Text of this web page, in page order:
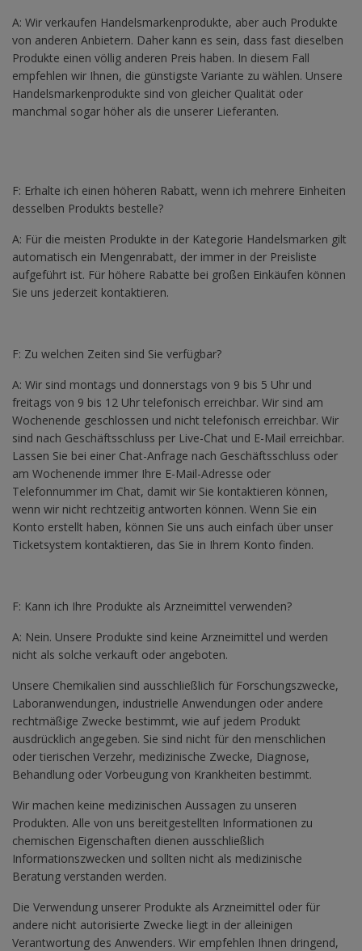
A: Wir verkaufen Handelsmarkenprodukte, aber auch Produkte
von anderen Anbietern. Daher kann es sein, dass fast dieselben
Produkte einen völlig anderen Preis haben. In diesem Fall
empfehlen wir Ihnen, die günstigste Variante zu wählen. Unsere
Handelsmarkenprodukte sind von gleicher Qualität oder
manchmal sogar höher als die unserer Lieferanten.
F: Erhalte ich einen höheren Rabatt, wenn ich mehrere Einheiten
desselben Produkts bestelle?
A: Für die meisten Produkte in der Kategorie Handelsmarken gilt
automatisch ein Mengenrabatt, der immer in der Preisliste
aufgeführt ist. Für höhere Rabatte bei großen Einkäufen können
Sie uns jederzeit kontaktieren.
F: Zu welchen Zeiten sind Sie verfügbar?
A: Wir sind montags und donnerstags von 9 bis 5 Uhr und
freitags von 9 bis 12 Uhr telefonisch erreichbar. Wir sind am
Wochenende geschlossen und nicht telefonisch erreichbar. Wir
sind nach Geschäftsschluss per Live-Chat und E-Mail erreichbar.
Lassen Sie bei einer Chat-Anfrage nach Geschäftsschluss oder
am Wochenende immer Ihre E-Mail-Adresse oder
Telefonnummer im Chat, damit wir Sie kontaktieren können,
wenn wir nicht rechtzeitig antworten können. Wenn Sie ein
Konto erstellt haben, können Sie uns auch einfach über unser
Ticketsystem kontaktieren, das Sie in Ihrem Konto finden.
F: Kann ich Ihre Produkte als Arzneimittel verwenden?
A: Nein. Unsere Produkte sind keine Arzneimittel und werden
nicht als solche verkauft oder angeboten.
Unsere Chemikalien sind ausschließlich für Forschungszwecke,
Laboranwendungen, industrielle Anwendungen oder andere
rechtmäßige Zwecke bestimmt, wie auf jedem Produkt
ausdrücklich angegeben. Sie sind nicht für den menschlichen
oder tierischen Verzehr, medizinische Zwecke, Diagnose,
Behandlung oder Vorbeugung von Krankheiten bestimmt.
Wir machen keine medizinischen Aussagen zu unseren
Produkten. Alle von uns bereitgestellten Informationen zu
chemischen Eigenschaften dienen ausschließlich
Informationszwecken und sollten nicht als medizinische
Beratung verstanden werden.
Die Verwendung unserer Produkte als Arzneimittel oder für
andere nicht autorisierte Zwecke liegt in der alleinigen
Verantwortung des Anwenders. Wir empfehlen Ihnen dringend,